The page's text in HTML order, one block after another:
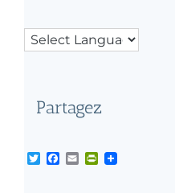
Partagez
TwitterFacebook
EmailPrintFriendly